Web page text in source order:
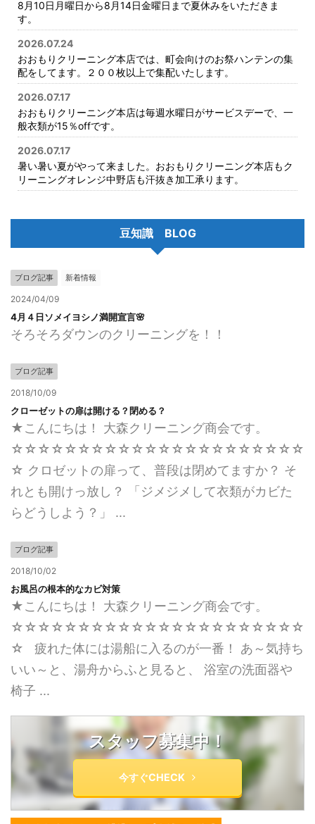
8月10日月曜日から8月14日金曜日まで夏休みをいただきま
す。
2026.07.24
おおもりクリーニング本店では、町会向けのお祭ハンテンの集
配をしてます。２００枚以上で集配いたします。
2026.07.17
おおもりクリーニング本店は毎週水曜日がサービスデーで、一
般衣類が15％offです。
2026.07.17
暑い暑い夏がやって来ました。おおもりクリーニング本店もク
リーニングオレンジ中野店も汗抜き加工承ります。
豆知識 BLOG
ブログ記事 新着情報
2024/04/09
4月４日ソメイヨシノ満開宣言🌸
そろそろダウンのクリーニングを！！
ブログ記事
2018/10/09
クローゼットの扉は開ける？閉める？
★こんにちは！ 大森クリーニング商会です。
☆☆☆☆☆☆☆☆☆☆☆☆☆☆☆☆☆☆☆☆☆☆
☆ クロゼットの扉って、普段は閉めてますか？ そ
れとも開けっ放し？ 「ジメジメして衣類がカビた
らどうしよう？」 ...
ブログ記事
2018/10/02
お風呂の根本的なカビ対策
★こんにちは！ 大森クリーニング商会です。
☆☆☆☆☆☆☆☆☆☆☆☆☆☆☆☆☆☆☆☆☆☆
☆ 疲れた体には湯船に入るのが一番！ あ～気持ち
いい～と、湯舟からふと見ると、 浴室の洗面器や
椅子 ...
スタッフ募集中！
今すぐCHECK